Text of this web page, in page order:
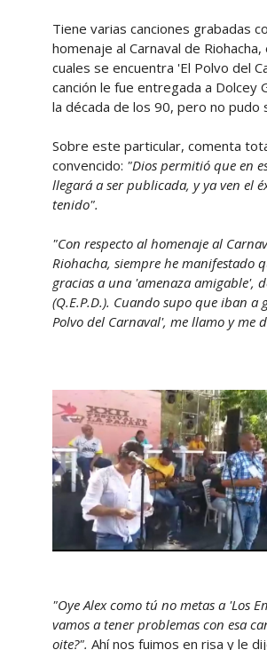
Tiene varias canciones grabadas
homenaje al Carnaval de
cuales se encuentra 'El Polvo del
canción le fue entregada a Dolcey
la década de los 90, pero no pudo
Sobre este particular, comenta
convencido: "Dios permitió que en
llegará a ser publicada, y ya ven el
tenido".
"Con respecto al homenaje al
Riohacha, siempre he manifestado
gracias a una 'amenaza amigable',
(Q.E.P.D.). Cuando supo que iban a
Polvo del Carnaval', me llamo y me
"Oye Alex como tú no metas a 'Los
vamos a tener problemas con esa
oite?". Ahí nos fuimos en risa y le